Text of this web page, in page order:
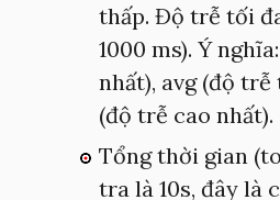
thấp. Độ trễ tối đa
1000 ms). Ý
nhất), avg (độ
(độ trễ cao nhất).
Tổng thời gian
tra là 10s, đây là